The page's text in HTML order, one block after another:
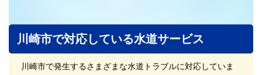
川崎市で対応している水道サービス
川崎市で発生するさまざまな水道トラブルに対応していま